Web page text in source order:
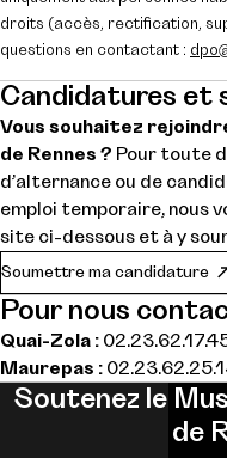
droits (accès, rectification,
questions en contactant :
Candidatures et
Vous souhaitez
de Rennes ? Pour toute
d’alternance ou de
emploi temporaire, nous
site ci-dessous et à y
Soumettre ma candidature
Pour nous
Quai-Zola :
Maurepas :
Soutenez le
de